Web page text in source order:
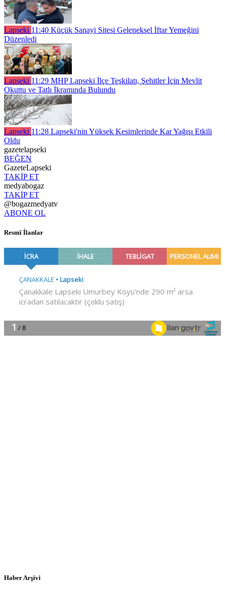
Lapseki 11:40 Küçük Sanayi Sitesi Geleneksel İftar Yemeğini
Düzenledi
Lapseki 11:29 MHP Lapseki İlçe Teşkilatı, Şehitler İçin Mevlit
Okuttu ve Tatlı İkramında Bulundu
Lapseki 11:28 Lapseki'nin Yüksek Kesimlerinde Kar Yağışı Etkili
Oldu
gazetelapseki
BEĞEN
GazeteLapseki
TAKİP ET
medyabogaz
TAKİP ET
@bogazmedyatv
ABONE OL
Resmî İlanlar
Haber Arşivi